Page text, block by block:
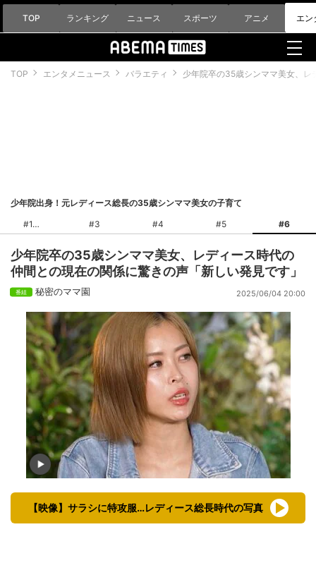
TOP ランキング ニュース スポーツ アニメ エン
TOP エンタメニュース バラエティ 少年院卒の35歳シンママ美女、
少年院出身！元レディース総長の35歳シンママ美女の子育て
#1
#3 #4 #5 #6
少年院卒の35歳シンママ美女、レディース時代の
仲間との現在の関係に驚きの声「新しい発見です」
秘密のママ園 2025/06/04 20:00
【映像】サラシに特攻服…レディース総長時代の写真